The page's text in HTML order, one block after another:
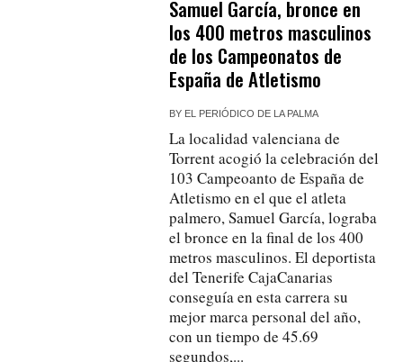
Samuel García, bronce en
los 400 metros masculinos
de los Campeonatos de
España de Atletismo
BY EL PERIÓDICO DE LA PALMA
La localidad valenciana de
Torrent acogió la celebración del
103 Campeoanto de España de
Atletismo en el que el atleta
palmero, Samuel García, lograba
el bronce en la final de los 400
metros masculinos. El deportista
del Tenerife CajaCanarias
conseguía en esta carrera su
mejor marca personal del año,
con un tiempo de 45.69
segundos,...